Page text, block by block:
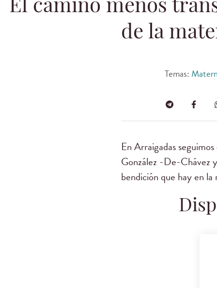
El camino menos
de la
Temas:
En Arraigadas
González -De-Chávez
bendición que hay en